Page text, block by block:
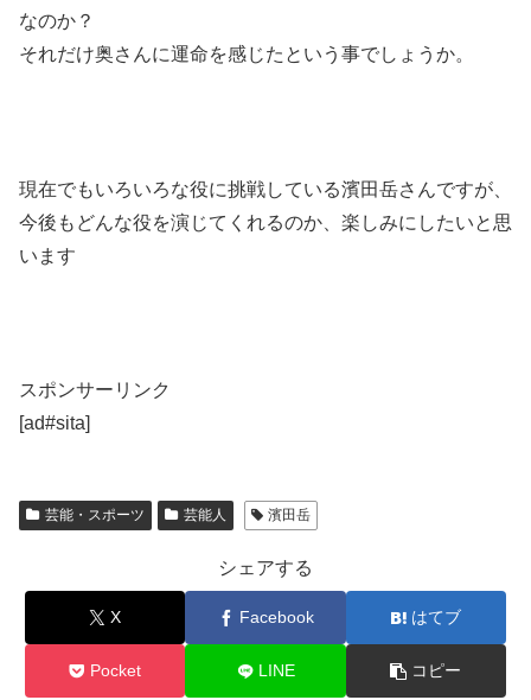
なのか？
それだけ奥さんに運命を感じたという事でしょうか。
現在でもいろいろな役に挑戦している濱田岳さんですが、
今後もどんな役を演じてくれるのか、楽しみにしたいと思
います
スポンサーリンク
[ad#sita]
芸能・スポーツ 芸能人 濱田岳
シェアする
X Facebook はてブ
Pocket LINE コピー